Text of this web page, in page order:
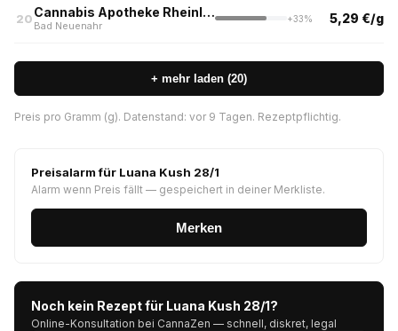
20 Cannabis Apotheke Rheinland
Bad Neuenahr
+33% 5,29 €/g
+ mehr laden (20)
Preis pro Gramm (g). Datenstand: vor 9 Tagen. Rezeptpflichtig.
Preisalarm für Luana Kush 28/1
Alarm wenn Preis fällt — gespeichert in deiner Merkliste.
Merken
Noch kein Rezept für Luana Kush 28/1?
Online-Konsultation bei CannaZen — schnell, diskret, legal